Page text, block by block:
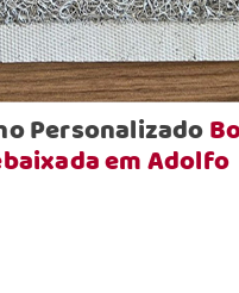
Personalizado
em Adolfo